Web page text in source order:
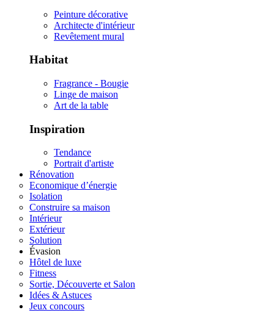
Peinture décorative
Architecte d'intérieur
Revêtement mural
Habitat
Fragrance - Bougie
Linge de maison
Art de la table
Inspiration
Tendance
Portrait d'artiste
Rénovation
Economique d’énergie
Isolation
Construire sa maison
Intérieur
Extérieur
Solution
Évasion
Hôtel de luxe
Fitness
Sortie, Découverte et Salon
Idées & Astuces
Jeux concours